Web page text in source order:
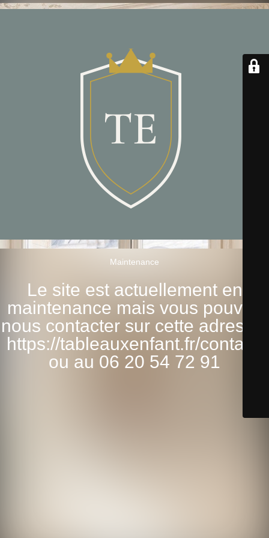
Maintenance
Le site est actuellement en
maintenance mais vous pouvez
nous contacter sur cette adresse:
https://tableauxenfant.fr/contact/
ou au 06 20 54 72 91